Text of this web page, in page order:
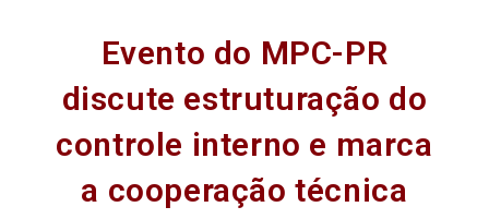
Evento do MPC-PR
discute estruturação do
controle interno e marca
a cooperação técnica